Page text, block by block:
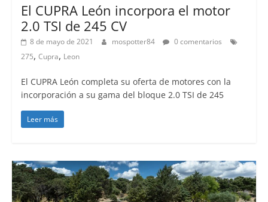
El CUPRA León incorpora el motor
2.0 TSI de 245 CV
8 de mayo de 2021 mospotter84
0 comentarios
275, Cupra, Leon
El CUPRA León completa su oferta de motores con la
incorporación a su gama del bloque 2.0 TSI de 245
Leer más